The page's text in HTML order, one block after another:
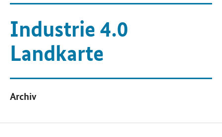
Industrie 4.0
Landkarte
Archiv